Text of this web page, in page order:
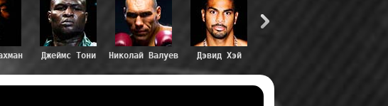
Джеймс Тони Николай Валуев Дэвид Хэй